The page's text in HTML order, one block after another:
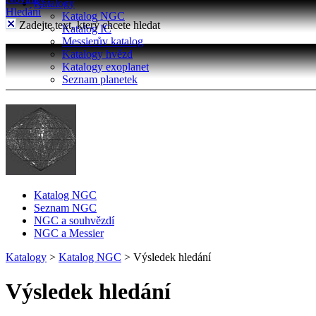
Katalogy
Katalog NGC
Katalog IC
Messierův katalog
Katalogy hvězd
Katalogy exoplanet
Seznam planetek
Hledání
Zadejte text, který chcete hledat
Katalog NGC
Seznam NGC
NGC a souhvězdí
NGC a Messier
Katalogy > Katalog NGC > Výsledek hledání
Výsledek hledání